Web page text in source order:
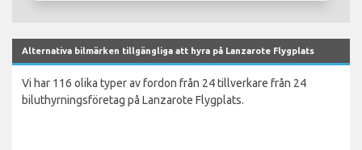
Alternativa bilmärken tillgängliga att hyra på Lanzarote Flygplats
Vi har 116 olika typer av fordon från 24 tillverkare från 24
biluthyrningsföretag på Lanzarote Flygplats.